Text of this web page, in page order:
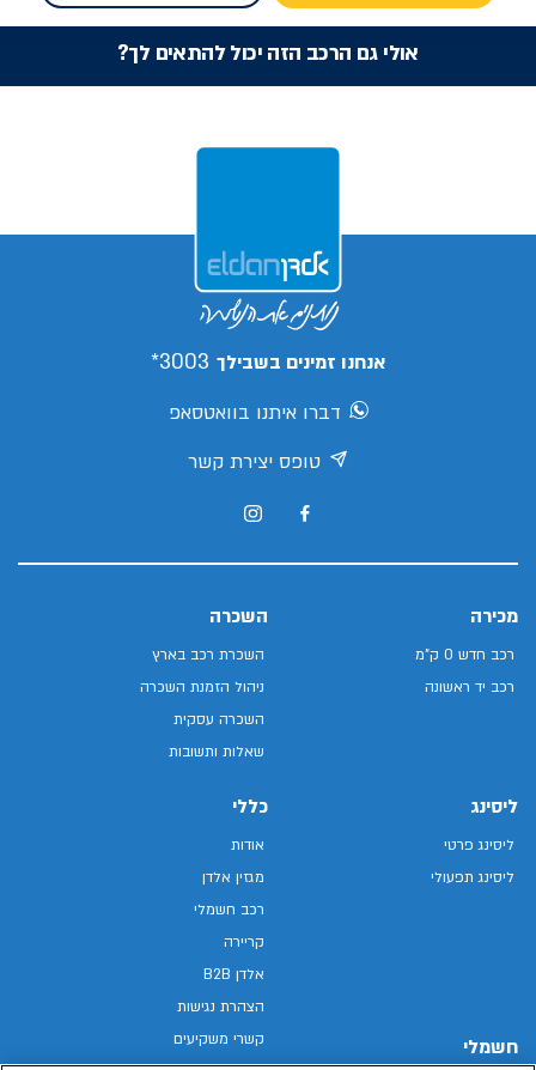
אולי גם הרכב הזה יכול להתאים לך?
אנחנו זמינים בשבילך 3003*
דברו איתנו בוואטסאפ
טופס יצירת קשר
מכירה
רכב חדש 0 ק"מ
רכב יד ראשונה
השכרה
השכרת רכב בארץ
ניהול הזמנת השכרה
השכרה עסקית
שאלות ותשובות
ליסינג
ליסינג פרטי
ליסינג תפעולי
חשמלי
כללי
אודות
מגזין אלדן
רכב חשמלי
קריירה
אלדן B2B
הצהרת נגישות
קשרי משקיעים